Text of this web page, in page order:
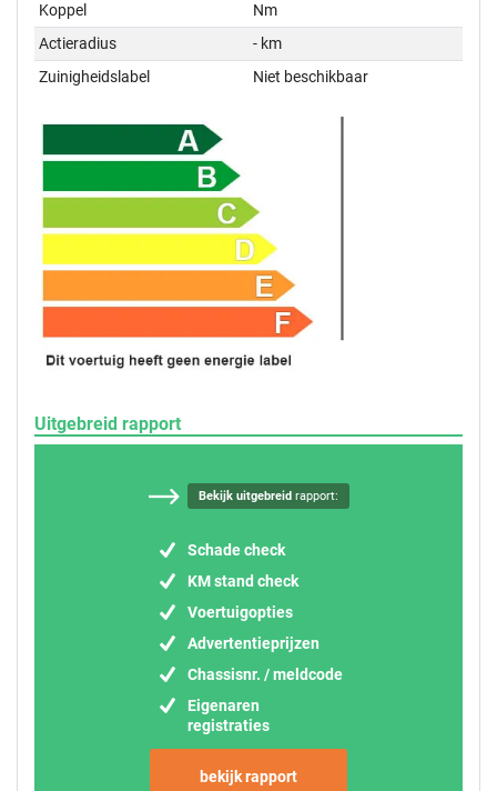
Koppel
Nm
Actieradius
- km
Zuinigheidslabel
Niet beschikbaar
Uitgebreid rapport
Bekijk uitgebreidrapport:
Schade check
KM stand check
Voertuigopties
Advertentieprijzen
Chassisnr. / meldcode
Eigenaren
registraties
bekijk rapport